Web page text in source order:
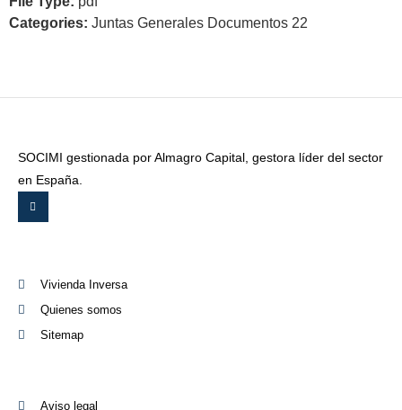
Categories: Juntas Generales Documentos 22
SOCIMI gestionada por Almagro Capital, gestora líder del sector
en España.
Vivienda Inversa
Quienes somos
Sitemap
Aviso legal